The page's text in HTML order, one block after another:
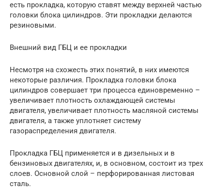
есть прокладка, которую ставят между верхней частью
головки блока цилиндров. Эти прокладки делаются
резиновыми.
Внешний вид ГБЦ и ее прокладки
Несмотря на схожесть этих понятий, в них имеются
некоторые различия. Прокладка головки блока
цилиндров совершает три процесса единовременно –
увеличивает плотность охлаждающей системы
двигателя, увеличивает плотность масляной системы
двигателя, а также уплотняет систему
газораспределения двигателя.
Прокладка ГБЦ применяется и в дизельных и в
бензиновых двигателях, и, в основном, состоит из трех
слоев. Основной слой – перфорированная листовая
сталь.